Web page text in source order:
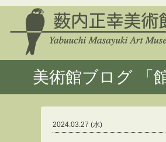
美術館ブログ 「
2024.03.27 (水)